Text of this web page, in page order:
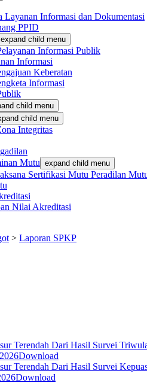
Layanan Informasi dan Dokumentasi
PPID
expand child menu
Informasi Publik
Informasi
Keberatan
Informasi
child menu
child menu
Integritas
Mutu expand child menu
Sertifikasi Mutu Peradilan
Nilai Akreditasi
> Laporan SPKP
Terendah Dari Hasil Survei
Download
Terendah Dari Hasil Survei
Download